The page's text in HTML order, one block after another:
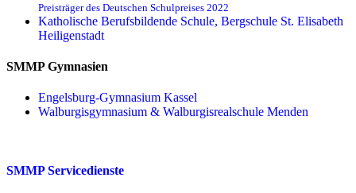
Preisträger des Deutschen Schulpreises 2022
Katholische Berufsbildende Schule, Bergschule St. Elisabeth
Heiligenstadt
SMMP Gymnasien
Engelsburg-Gymnasium Kassel
Walburgisgymnasium & Walburgisrealschule Menden
SMMP Servicedienste